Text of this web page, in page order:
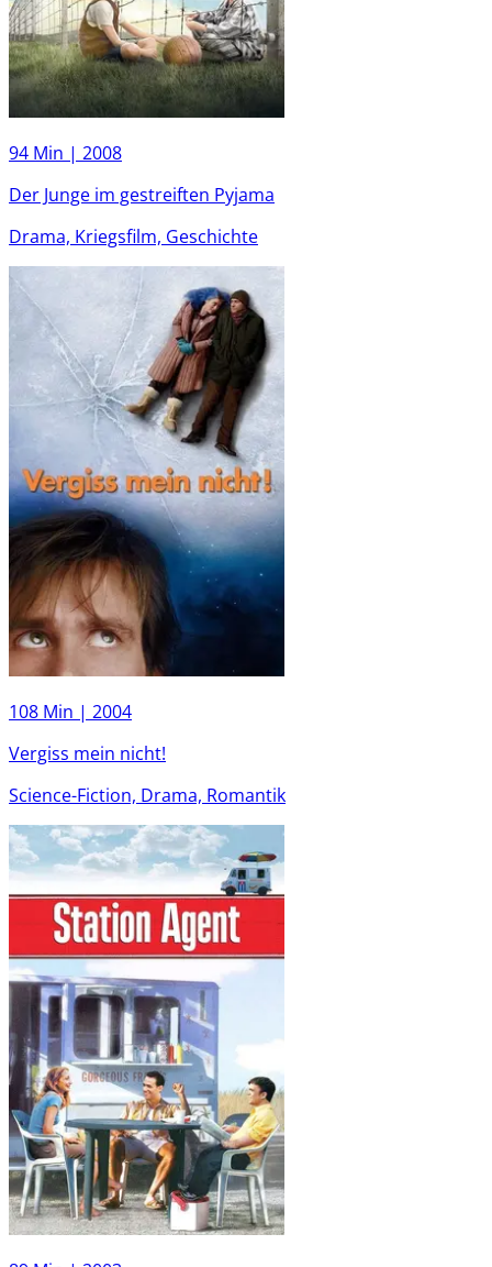
94 Min | 2008
Der Junge im gestreiften Pyjama
Drama, Kriegsfilm, Geschichte
108 Min | 2004
Vergiss mein nicht!
Science-Fiction, Drama, Romantik